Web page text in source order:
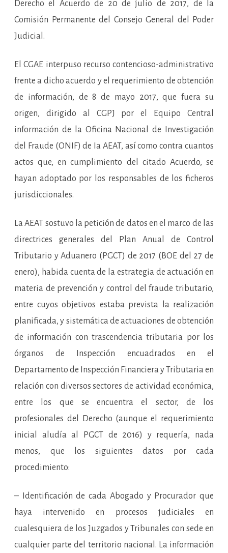
Derecho el Acuerdo de 20 de julio de 2017, de la
Comisión Permanente del Consejo General del Poder
Judicial.
El CGAE interpuso recurso contencioso-administrativo
frente a dicho acuerdo y el requerimiento de obtención
de información, de 8 de mayo 2017, que fuera su
origen, dirigido al CGPJ por el Equipo Central
información de la Oficina Nacional de Investigación
del Fraude (ONIF) de Ia AEAT, así como contra cuantos
actos que, en cumplimiento del citado Acuerdo, se
hayan adoptado por los responsables de los ficheros
jurisdiccionales.
La AEAT sostuvo la petición de datos en el marco de las
directrices generales del Plan Anual de Control
Tributario y Aduanero (PGCT) de 2017 (BOE del 27 de
enero), habida cuenta de la estrategia de actuación en
materia de prevención y control del fraude tributario,
entre cuyos objetivos estaba prevista la realización
planificada, y sistemática de actuaciones de obtención
de información con trascendencia tributaria por los
órganos de Inspección encuadrados en el
Departamento de Inspección Financiera y Tributaria en
relación con diversos sectores de actividad económica,
entre los que se encuentra el sector, de los
profesionales del Derecho (aunque el requerimiento
inicial aludía al PGCT de 2016) y requería, nada
menos, que los siguientes datos por cada
procedimiento:
– Identificación de cada Abogado y Procurador que
haya intervenido en procesos judiciales en
cualesquiera de los Juzgados y Tribunales con sede en
cualquier parte del territorio nacional. La información